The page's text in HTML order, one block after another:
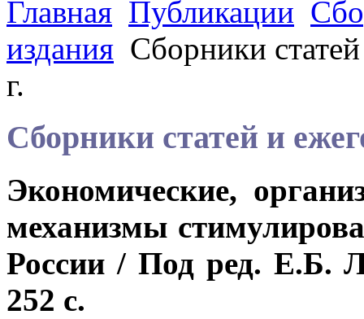
Главная Публикации
издания Сборники
г.
Сборники статей и
Экономические,
механизмы
России / Под ред.
252 с.